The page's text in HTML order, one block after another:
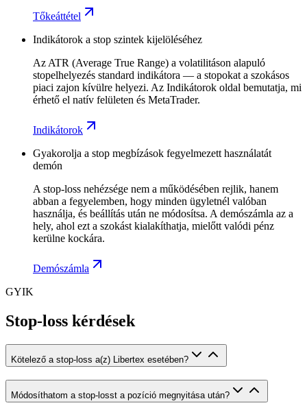
Tőkeáttétel
Indikátorok a stop szintek kijelöléséhez
Az ATR (Average True Range) a volatilitáson alapuló
stopelhelyezés standard indikátora — a stopokat a szokásos
piaci zajon kívülre helyezi. Az Indikátorok oldal bemutatja, mi
érhető el natív felületen és MetaTrader.
Indikátorok
Gyakorolja a stop megbízások fegyelmezett használatát
demón
A stop-loss nehézsége nem a működésében rejlik, hanem
abban a fegyelemben, hogy minden ügyletnél valóban
használja, és beállítás után ne módosítsa. A demószámla az a
hely, ahol ezt a szokást kialakíthatja, mielőtt valódi pénz
kerülne kockára.
Demószámla
GYIK
Stop-loss kérdések
Kötelező a stop-loss a(z) Libertex esetében?
Módosíthatom a stop-losst a pozíció megnyitása után?